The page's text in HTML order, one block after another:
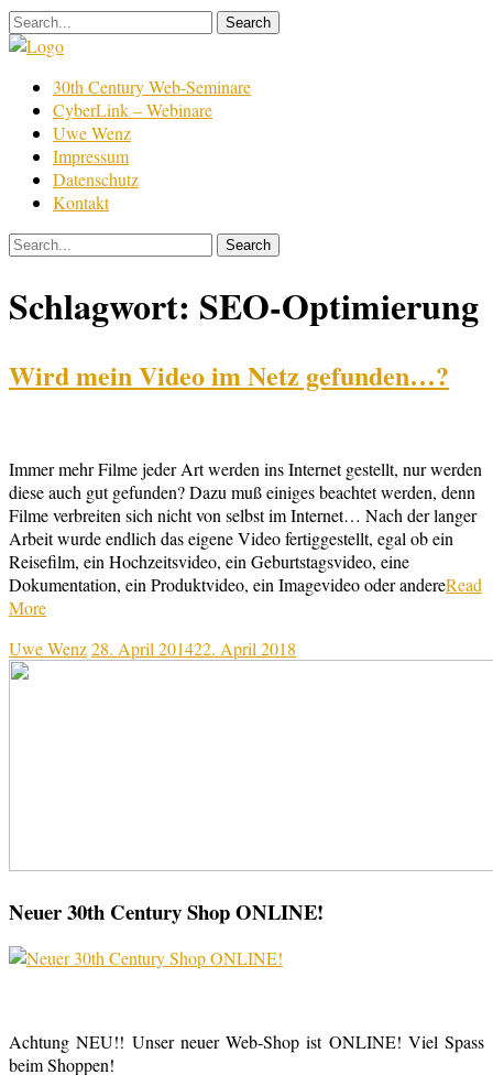
Skip
to
Film
Bearbeitung
30th Century Web-Seminare
CyberLink – Webinare
Uwe Wenz
Impressum
Datenschutz
Kontakt
Schlagwort: SEO-Optimierung
Wird mein Video im Netz gefunden…?
Immer mehr Filme jeder Art werden ins Internet gestellt, nur werden
diese auch gut gefunden? Dazu muß einiges beachtet werden, denn
Filme verbreiten sich nicht von selbst im Internet… Nach der langer
Arbeit wurde endlich das eigene Video fertiggestellt, egal ob ein
Reisefilm, ein Hochzeitsvideo, ein Geburtstagsvideo, eine
Dokumentation, ein Produktvideo, ein Imagevideo oder andereRead
More
Uwe Wenz28. April 201422. April 2018
Neuer 30th Century Shop ONLINE!
Achtung NEU!! Unser neuer Web-Shop ist ONLINE! Viel Spass
beim Shoppen!